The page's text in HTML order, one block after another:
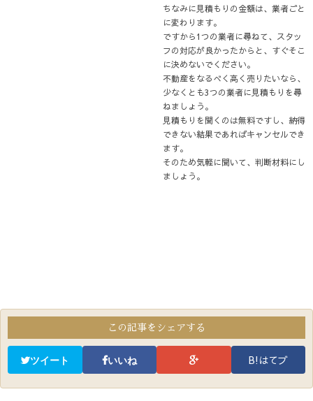
ちなみに見積もりの金額は、業者ごと
に変わります。
ですから1つの業者に尋ねて、スタッ
フの対応が良かったからと、すぐそこ
に決めないでください。
不動産をなるべく高く売りたいなら、
少なくとも3つの業者に見積もりを尋
ねましょう。
見積もりを聞くのは無料ですし、納得
できない結果であればキャンセルでき
ます。
そのため気軽に聞いて、判断材料にし
ましょう。
この記事をシェアする
ツイート いいね B!はてブ